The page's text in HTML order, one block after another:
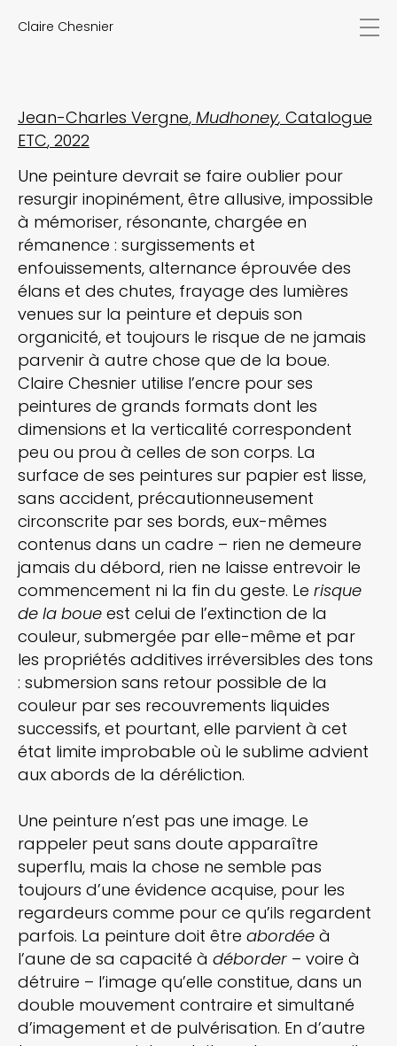
Claire Chesnier
expositions
textes
contact
EN FR
Jean-Charles Vergne Mudhoney Catalogue
ETC 2022
Une peinture devrait se faire oublier pour
resurgir inopinément, être allusive, impossible
à mémoriser, résonante, chargée en
rémanence : surgissements et
enfouissements, alternance éprouvée des
élans et des chutes, frayage des lumières
venues sur la peinture et depuis son
organicité, et toujours le risque de ne jamais
parvenir à autre chose que de la boue.
Claire Chesnier utilise l’encre pour ses
peintures de grands formats dont les
dimensions et la verticalité correspondent
peu ou prou à celles de son corps. La
surface de ses peintures sur papier est lisse,
sans accident, précautionneusement
circonscrite par ses bords, eux-mêmes
contenus dans un cadre – rien ne demeure
jamais du débord, rien ne laisse entrevoir le
commencement ni la fin du geste. Le risque
de la boue est celui de l’extinction de la
couleur, submergée par elle-même et par
les propriétés additives irréversibles des tons
: submersion sans retour possible de la
couleur par ses recouvrements liquides
successifs, et pourtant, elle parvient à cet
état limite improbable où le sublime advient
aux abords de la déréliction.
Une peinture n’est pas une image. Le
rappeler peut sans doute apparaître
superflu, mais la chose ne semble pas
toujours d’une évidence acquise, pour les
regardeurs comme pour ce qu’ils regardent
parfois. La peinture doit être abordée à
l’aune de sa capacité à déborder – voire à
détruire – l’image qu’elle constitue, dans un
double mouvement contraire et simultané
d’imagement et de pulvérisation. En d’autre